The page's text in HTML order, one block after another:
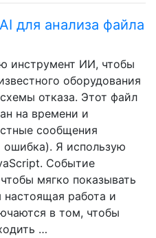
для анализа файла
инструмент ИИ, чтобы
оборудования
отказа. Этот файл
на времени и
сообщения
Я использую
Событие
мягко показывать
работа и
в том, чтобы
…